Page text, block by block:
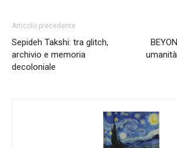
Articolo precedente
Sepideh Takshi: tra glitch,
archivio e memoria
decoloniale